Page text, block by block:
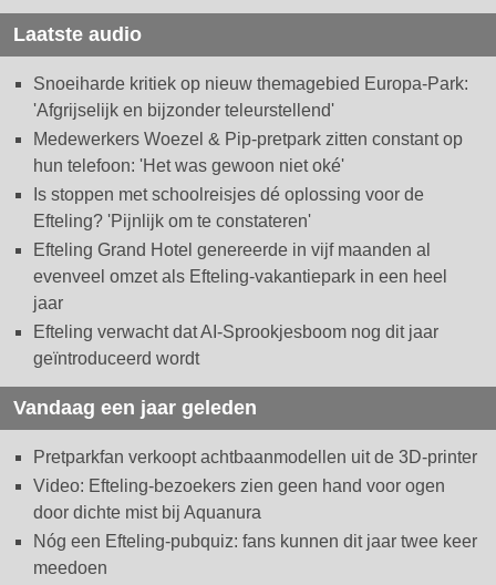
Laatste audio
Snoeiharde kritiek op nieuw themagebied Europa-Park:
'Afgrijselijk en bijzonder teleurstellend'
Medewerkers Woezel & Pip-pretpark zitten constant op
hun telefoon: 'Het was gewoon niet oké'
Is stoppen met schoolreisjes dé oplossing voor de
Efteling? 'Pijnlijk om te constateren'
Efteling Grand Hotel genereerde in vijf maanden al
evenveel omzet als Efteling-vakantiepark in een heel
jaar
Efteling verwacht dat AI-Sprookjesboom nog dit jaar
geïntroduceerd wordt
Vandaag een jaar geleden
Pretparkfan verkoopt achtbaanmodellen uit de 3D-printer
Video: Efteling-bezoekers zien geen hand voor ogen
door dichte mist bij Aquanura
Nóg een Efteling-pubquiz: fans kunnen dit jaar twee keer
meedoen